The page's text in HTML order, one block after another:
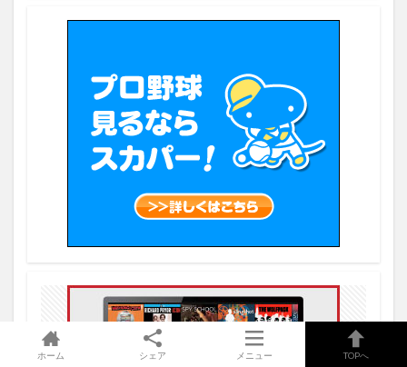
ホーム シェア メニュー TOPへ